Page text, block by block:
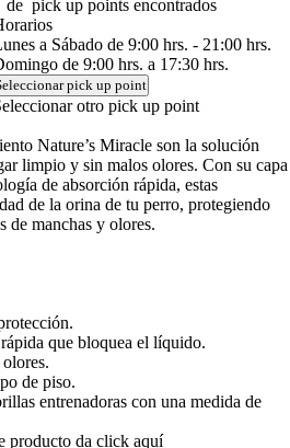
de pick up points encontrados
a Sábado de 9:00 hrs. - 21:00 hrs.
de 9:00 hrs. a 17:30 hrs.
pick up point
otro pick up point
Nature’s Miracle son la solución
limpio y sin malos olores. Con su capa
de absorción rápida, estas
de la orina de tu perro, protegiendo
de manchas y olores.
que bloquea el líquido.
de piso.
entrenadoras con una medida de
producto da click aquí